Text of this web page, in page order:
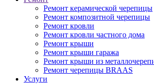
Ремонт керамической черепицы
Ремонт композитной черепицы
Ремонт кровли
Ремонт кровли частного дома
Ремонт крыши
Ремонт крыши гаража
Ремонт крыши из
Ремонт черепицы BRAAS
Услуги